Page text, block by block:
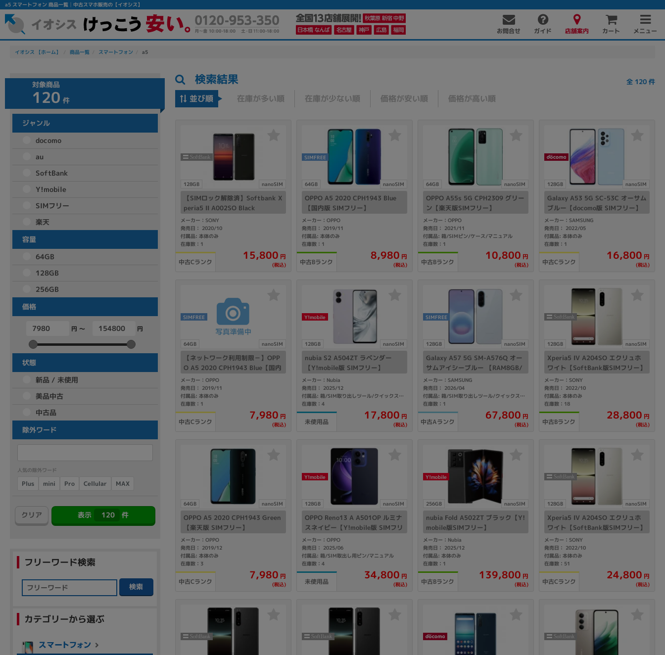
a5 スマートフォン 商品一覧│中古スマホ販売の【イオシス】
お問合せ ガイド 店舗案内 カート メニュー
イオシス 【ホーム】 商品一覧 スマートフォン a5
対象商品
120 件
ジャンル
docomo
au
SoftBank
Y!mobile
SIMフリー
楽天
容量
64GB
128GB
256GB
価格
円 ～ 円
状態
新品 / 未使用
美品中古
中古品
除外ワード
人気の除外ワード
Plus mini Pro Cellular MAX
クリア 表示 120 件
フリーワード検索
検索
カテゴリーから選ぶ
検索結果 全 120件
並び順 在庫が多い順 在庫が少ない順 価格が安い順 価格が高い順
128GB nanoSIM
【SIMロック解除済】Softbank X
peria5 II A002SO Black
メーカー：SONY
発売日： 2020/10
付属品: 本体のみ
在庫数：1
中古Cランク
15,800 円
(税込)
64GB nanoSIM
SIMFREE
OPPO A5 2020 CPH1943 Blue
【国内版 SIMフリー】
メーカー：OPPO
発売日： 2019/11
付属品: 本体のみ
在庫数：1
中古Bランク
8,980 円
(税込)
64GB nanoSIM
OPPO A55s 5G CPH2309 グリー
ン【楽天版SIMフリー】
メーカー：OPPO
発売日： 2021/11
付属品: 箱/SIMピン/ケース/マニュアル
在庫数：1
中古Bランク
10,800 円
(税込)
128GB nanoSIM
Galaxy A53 5G SC-53C オーサム
ブルー【docomo版 SIMフリー】
メーカー：SAMSUNG
発売日： 2022/05
付属品: 本体のみ
在庫数：1
中古Cランク
16,800 円
(税込)
64GB nanoSIM
SIMFREE
【ネットワーク利用制限－】OPP
O A5 2020 CPH1943 Blue【国内
版 SIMフリー】
メーカー：OPPO
発売日： 2019/11
付属品: 本体のみ
在庫数：1
中古Cランク
7,980 円
(税込)
128GB nanoSIM
Y!mobile
nubia S2 A504ZT ラベンダー
【Y!mobile版 SIMフリー】
メーカー：Nubia
発売日： 2025/12
付属品: 箱/SIM取り出しツール/クイックスタートガイド
在庫数：4
未使用品
17,800 円
(税込)
128GB nanoSIM
SIMFREE
Galaxy A57 5G SM-A576Q オー
サムアイシーブルー 【RAM8GB/
ROM128GB/国内版 SIMフリー】
メーカー：SAMSUNG
発売日： 2026/04
付属品: 箱/SIM取り出しツール/クイックスタートガイド
在庫数：1
中古Aランク
67,800 円
(税込)
128GB nanoSIM
Xperia5 IV A204SO エクリュホ
ワイト【SoftBank版SIMフリー】
メーカー：SONY
発売日： 2022/10
付属品: 本体のみ
在庫数：18
中古Bランク
28,800 円
(税込)
64GB nanoSIM
OPPO A5 2020 CPH1943 Green
【楽天版 SIMフリー】
メーカー：OPPO
発売日： 2019/12
付属品: 本体のみ
在庫数：3
中古Cランク
7,980 円
(税込)
128GB nanoSIM
Y!mobile
OPPO Reno13 A A501OP ルミナ
スネイビー【Y!mobile版 SIMフリ
ー】
メーカー：OPPO
発売日： 2025/06
付属品: 箱/SIM取出し用ピン/マニュアル
在庫数：4
未使用品
34,800 円
(税込)
256GB nanoSIM
Y!mobile
nubia Fold A502ZT ブラック【Y!
mobile版SIMフリー】
メーカー：Nubia
発売日： 2025/12
付属品: 本体のみ
在庫数：1
中古Bランク
139,800 円
(税込)
128GB nanoSIM
Xperia5 IV A204SO エクリュホ
ワイト【SoftBank版SIMフリー】
メーカー：SONY
発売日： 2022/10
付属品: 本体のみ
在庫数：51
中古Cランク
24,800 円
(税込)
かんたんパソコン検索に切り替える
商品ジャンルの絞り込み
ノートPC PC周辺機器 ソフト
商品シリーズ名・ブランド名の絞り込み。
dynabook Thinkpad
メーカー
製造、販売メーカーの絞り込み
Apple Panasonic
Asus
機能・特徴
商品の搭載機能による絞り込み
Webカメラ内蔵
ドライブ
BD-ROM DVD-ROM DVD±RW
DVDスーパーマルチ その他
ランク
商品状態の絞り込み
新品/未使用
CPU
CPUの絞り込み
Core i7
Core i5 その他
OSの絞り込み
Win 10 Win 7 Win 8 MacOS ChromeOS
メモリ
~
容量 モニタサイズ
~
円 ～
月 まで